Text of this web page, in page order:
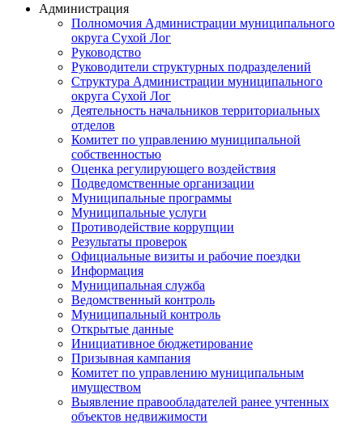
Администрация
Полномочия Администрации муниципального
округа Сухой Лог
Руководство
Руководители структурных подразделений
Структура Администрации муниципального
округа Сухой Лог
Деятельность начальников территориальных
отделов
Комитет по управлению муниципальной
собственностью
Оценка регулирующего воздействия
Подведомственные организации
Муниципальные программы
Муниципальные услуги
Противодействие коррупции
Результаты проверок
Официальные визиты и рабочие поездки
Информация
Муниципальная служба
Ведомственный контроль
Муниципальный контроль
Открытые данные
Инициативное бюджетирование
Призывная кампания
Комитет по управлению муниципальным
имуществом
Выявление правообладателей ранее учтенных
объектов недвижимости